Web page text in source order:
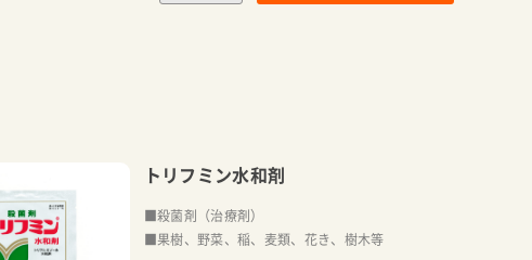
トリフミン水和剤
■殺菌剤（治療剤）
■果樹、野菜、稲、麦類、花き、樹木等